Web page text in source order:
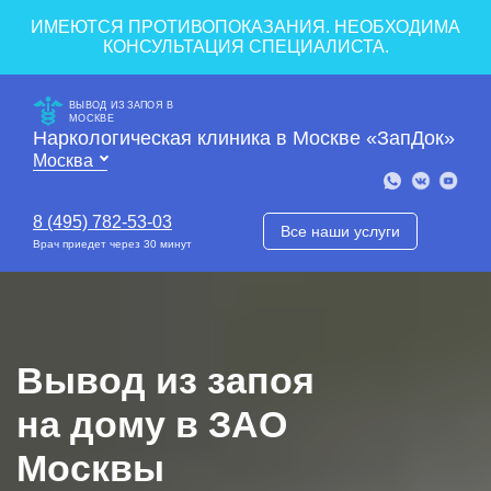
ИМЕЮТСЯ ПРОТИВОПОКАЗАНИЯ. НЕОБХОДИМА
КОНСУЛЬТАЦИЯ СПЕЦИАЛИСТА.
ВЫВОД ИЗ ЗАПОЯ В
МОСКВЕ
Наркологическая клиника в Москве «ЗапДок»
8 (495) 782-53-03
Врач приедет через 30 минут
Все наши услуги
Вывод из запоя
на дому в ЗАО
Москвы